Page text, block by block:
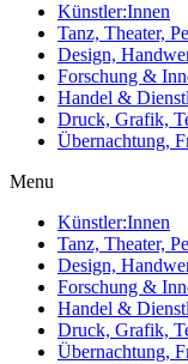
Künstler:Innen
Tanz, Theater,
Design,
Forschung &
Handel &
Druck, Grafik,
Übernachtung,
Menu
Künstler:Innen
Tanz, Theater,
Design,
Forschung &
Handel &
Druck, Grafik,
Übernachtung,